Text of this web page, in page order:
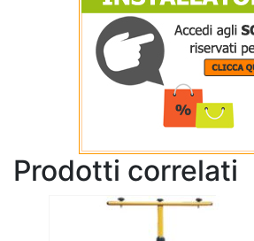
Prodotti correlati